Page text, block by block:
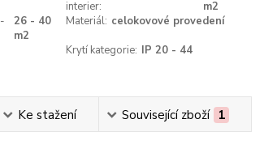
interier:
m2
26 - 40
m2
Materiál: celokovové provedení
Krytí kategorie: IP 20 - 44
Ke stažení Související zboží 1